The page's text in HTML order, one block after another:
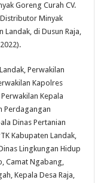
Goreng Curah CV.
Minyak
Landak, di Dusun Raja,
Perwakilan
Kapolres
Kepala
Perdagangan
Dinas Pertanian
Kabupaten Landak,
Lingkungan Hidup
Camat Ngabang,
Kepala Desa Raja,